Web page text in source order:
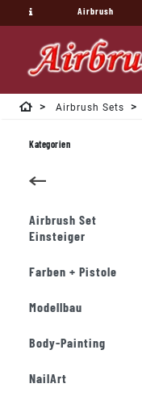
Airbrush
Airbrush Sets
Kategorien
Airbrush Set
Einsteiger
Farben + Pistole
Modellbau
Body-Painting
NailArt